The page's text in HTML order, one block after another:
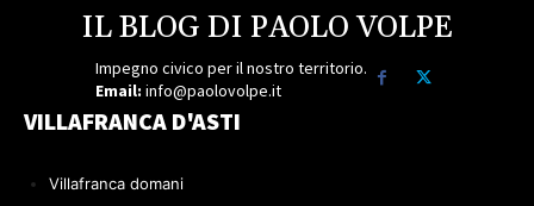
IL BLOG DI PAOLO VOLPE
Impegno civico per il nostro territorio.
Email: info@paolovolpe.it
VILLAFRANCA D'ASTI
Villafranca domani